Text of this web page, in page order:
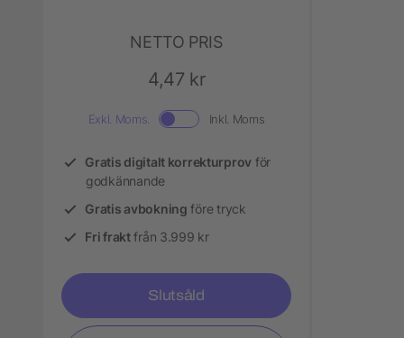
NETTO PRIS
4,47 kr
Exkl. Moms. Inkl. Moms
Gratis digitalt korrekturprov för
godkännande
Gratis avbokning före tryck
Fri fraktfrån 3.999 kr
Slutsåld